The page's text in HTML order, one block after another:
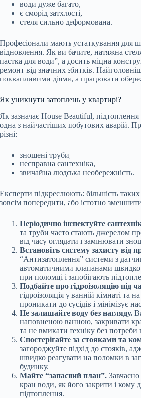
води дуже багато,
є сморід затхлості,
стеля сильно деформована.
Професіонали мають устаткування для
відновлення. Як ви бачите, натяжна
пастка для води”, а досить міцна
ремонт від значних збитків.
поквапливими діями, а працювати
Як уникнути затоплень у квартирі?
Як зазначає House Beautiful, підтоплення
одна з найчастіших побутових аварій.
різні:
зношені труби,
несправна сантехніка,
звичайна людська необережність.
Експерти підкреслюють: більшість
зовсім попередити, або істотно
Періодично інспектуйте
та труби часто стають джерелом
від часу оглядати і замінювати
Встановіть систему захисту від
“Антизатоплення” системи з
автоматичними клапанами
при поломці і запобігають
Подбайте про гідроізоляцію під
гідроізоляція у ванній кімнаті та
проникати до сусідів і мінімізує
Не залишайте воду без нагляду.
наповненою ванною, закривати
та не вмикати техніку без потреби
Спостерігайте за стояками та
загороджуйте підхід до стояків,
швидко реагувати на поломки в
будинку.
Майте “запасний план”.
кран води, як його закрити і кому
підтоплення.